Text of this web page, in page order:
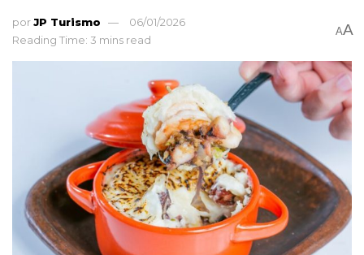
porJP Turismo
06/01/2026
Reading Time: 3 mins read
AA